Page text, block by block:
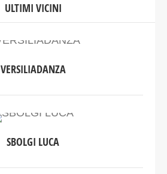
ULTIMI VICINI
VERSILIADANZA
SBOLGI LUCA